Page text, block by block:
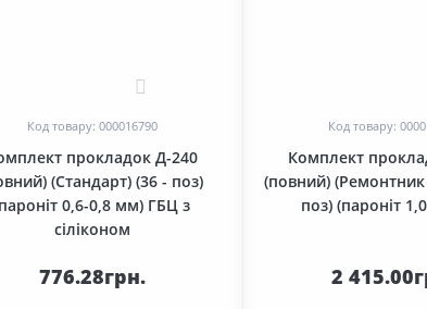
Код товару: 000016790
прокладок Д-240
(Стандарт) (36 - поз)
0,6-0,8 мм) ГБЦ з
сіліконом
776.28грн.
Код товару:
Комплект
(повний)
поз) (пароніт
2